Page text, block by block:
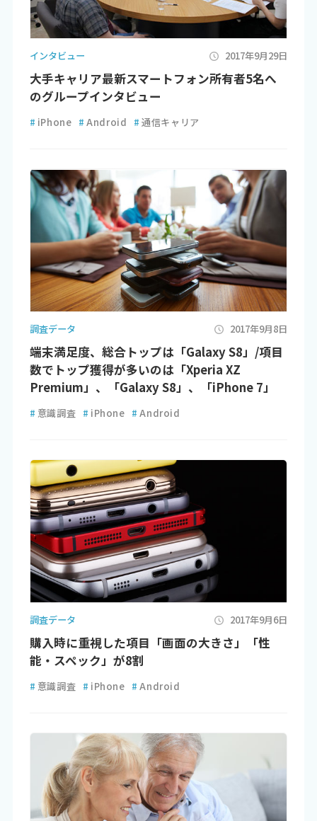
インタビュー 2017年9月29日
大手キャリア最新スマートフォン所有者5名へ
のグループインタビュー
# iPhone # Android # 通信キャリア
調査データ 2017年9月8日
端末満足度、総合トップは「Galaxy S8」/項目
数でトップ獲得が多いのは「Xperia XZ
Premium」、「Galaxy S8」、「iPhone 7」
# 意識調査 # iPhone # Android
調査データ 2017年9月6日
購入時に重視した項目「画面の大きさ」「性
能・スペック」が8割
# 意識調査 # iPhone # Android